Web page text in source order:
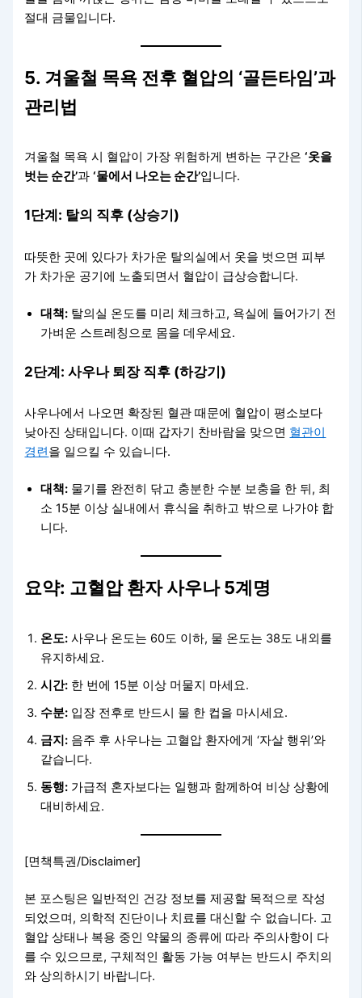
절대 금물입니다.
5. 겨울철 목욕 전후 혈압의 ‘골든타임’과
관리법
겨울철 목욕 시 혈압이 가장 위험하게 변하는 구간은‘옷을
벗는 순간’과‘물에서 나오는 순간’입니다.
1단계: 탈의 직후 (상승기)
따뜻한 곳에 있다가 차가운 탈의실에서 옷을 벗으면 피부
가 차가운 공기에 노출되면서 혈압이 급상승합니다.
대책: 탈의실 온도를 미리 체크하고, 욕실에 들어가기 전
가벼운 스트레칭으로 몸을 데우세요.
2단계: 사우나 퇴장 직후 (하강기)
사우나에서 나오면 확장된 혈관 때문에 혈압이 평소보다
낮아진 상태입니다. 이때 갑자기 찬바람을 맞으면 혈관이
경련을 일으킬 수 있습니다.
대책: 물기를 완전히 닦고 충분한 수분 보충을 한 뒤, 최
소 15분 이상 실내에서 휴식을 취하고 밖으로 나가야 합
니다.
요약: 고혈압 환자 사우나 5계명
온도: 사우나 온도는 60도 이하, 물 온도는 38도 내외를
유지하세요.
시간: 한 번에 15분 이상 머물지 마세요.
수분: 입장 전후로 반드시 물 한 컵을 마시세요.
금지: 음주 후 사우나는 고혈압 환자에게 ‘자살 행위’와
같습니다.
동행: 가급적 혼자보다는 일행과 함께하여 비상 상황에
대비하세요.
[면책특권/Disclaimer]
본 포스팅은 일반적인 건강 정보를 제공할 목적으로 작성
되었으며, 의학적 진단이나 치료를 대신할 수 없습니다. 고
혈압 상태나 복용 중인 약물의 종류에 따라 주의사항이 다
를 수 있으므로, 구체적인 활동 가능 여부는 반드시 주치의
와 상의하시기 바랍니다.